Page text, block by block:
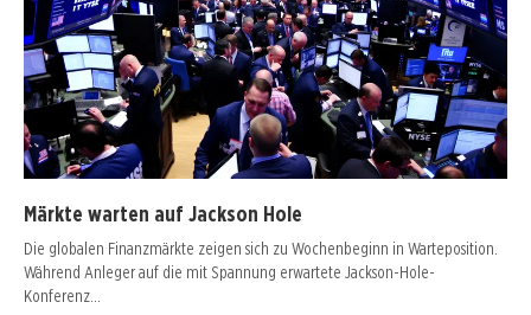
Märkte warten auf Jackson Hole
Die globalen Finanzmärkte zeigen sich zu Wochenbeginn in Warteposition.
Während Anleger auf die mit Spannung erwartete Jackson-Hole-
Konferenz…